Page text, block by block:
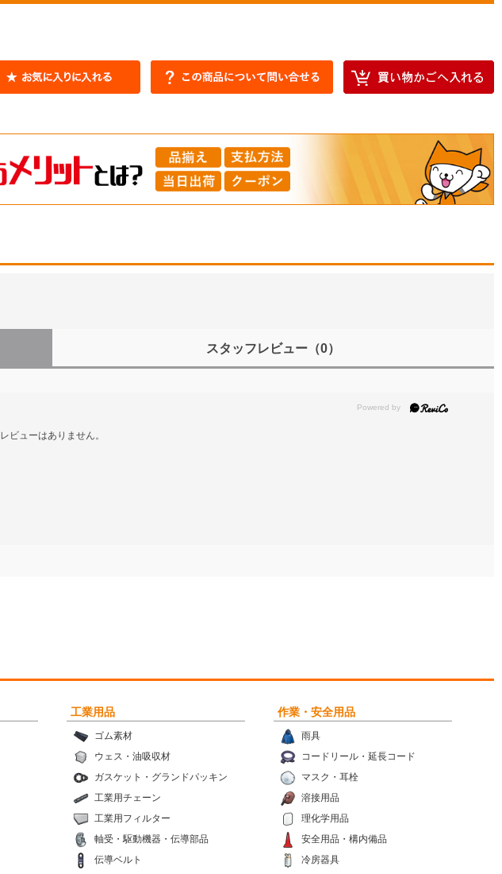
スタッフレビュー （0）
レビューはありません。
工業用品
ゴム素材
ウェス・油吸収材
ガスケット・グランドパッキン
工業用チェーン
工業用フィルター
軸受・駆動機器・伝導部品
伝導ベルト
作業・安全用品
雨具
コードリール・延長コード
マスク・耳栓
溶接用品
理化学用品
安全用品・構内備品
冷房器具